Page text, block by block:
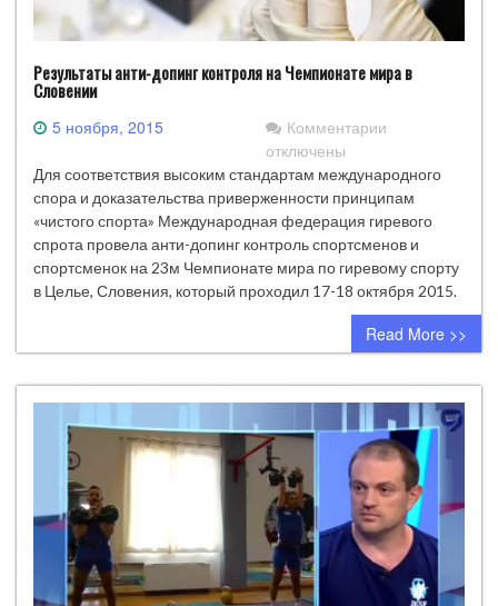
Результаты анти-допинг контроля на Чемпионате мира в
Словении
5 ноября, 2015 Комментарии
Результаты
анти-
допинг
контроля
на
Чемпионате
мира
в
Словении
отключены
Для соответствия высоким стандартам международного
спора и доказательства приверженности принципам
«чистого спорта» Международная федерация гиревого
спрота провела анти-допинг контроль спортсменов и
спортсменок на 23м Чемпионате мира по гиревому спорту
в Целье, Словения, который проходил 17-18 октября 2015.
Read More >>